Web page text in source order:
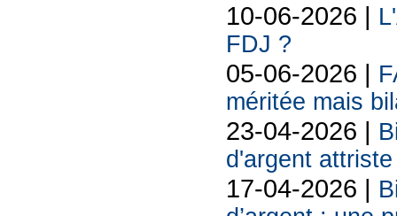
10-06-2026 |
FDJ ?
05-06-2026 |
méritée mais
23-04-2026 |
d'argent
17-04-2026 |